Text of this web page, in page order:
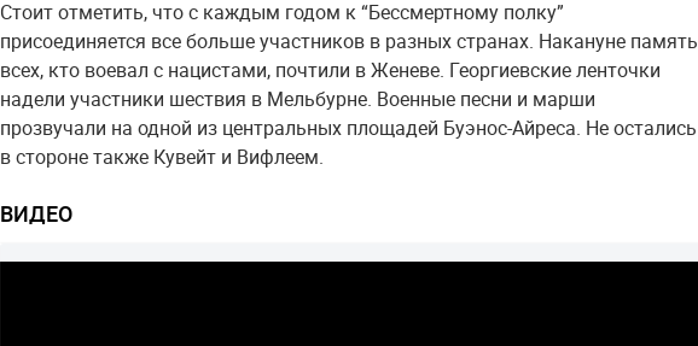
Стоит отметить, что с каждым годом к “Бессмертному полку”
присоединяется все больше участников в разных странах. Накануне память
всех, кто воевал с нацистами, почтили в Женеве. Георгиевские ленточки
надели участники шествия в Мельбурне. Военные песни и марши
прозвучали на одной из центральных площадей Буэнос-Айреса. Не остались
в стороне также Кувейт и Вифлеем.
ВИДЕО